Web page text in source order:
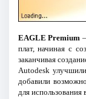
EAGLE Premium
плат, начиная с
заканчивая
Autodesk
добавили
для использования